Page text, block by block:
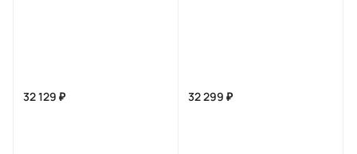
32 129 ₽ 32 299 ₽